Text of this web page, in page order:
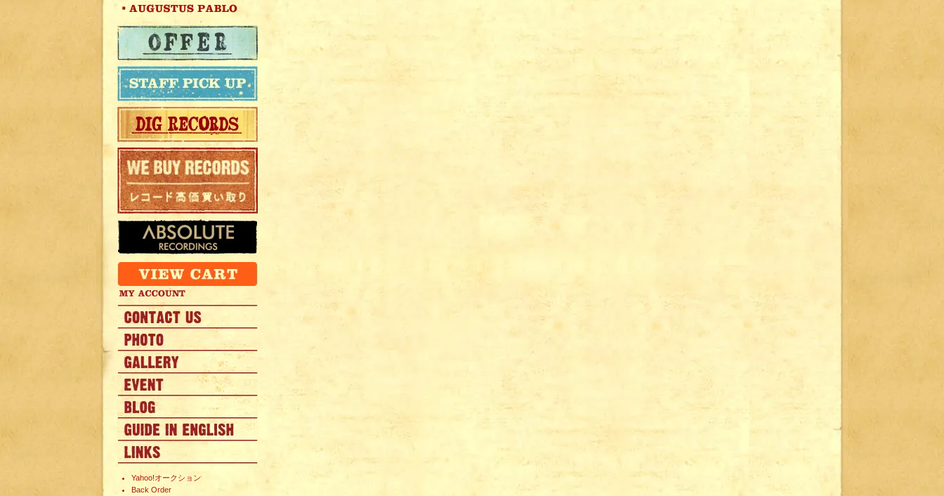
Yahoo!オークション
Back Order